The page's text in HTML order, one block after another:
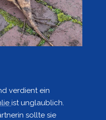
verdient ein
ist unglaublich.
sollte sie